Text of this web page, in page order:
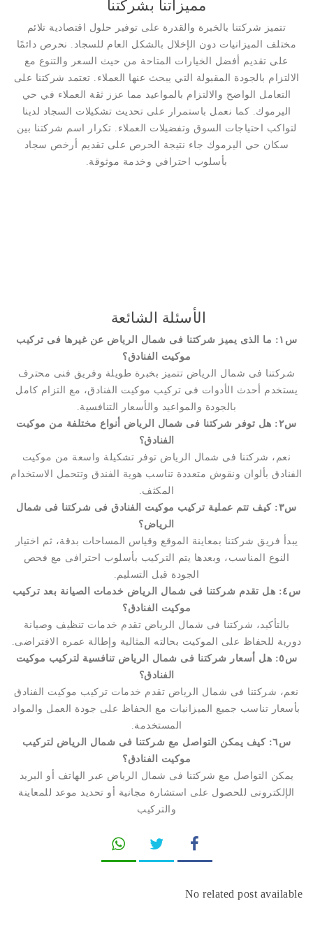
مميزاتنا بشركتنا
تتميز شركتنا بالخبرة والقدرة على توفير حلول اقتصادية تلائم
مختلف الميزانيات دون الإخلال بالشكل العام للسجاد. نحرص دائمًا
على تقديم أفضل الخيارات المتاحة من حيث السعر والتنوع مع
الالتزام بالجودة المقبولة التي يبحث عنها العملاء. تعتمد شركتنا على
التعامل الواضح والالتزام بالمواعيد مما عزز ثقة العملاء في حي
اليرموك. كما نعمل باستمرار على تحديث تشكيلات السجاد لدينا
لتواكب احتياجات السوق وتفضيلات العملاء. تكرار اسم شركتنا بين
سكان حي اليرموك جاء نتيجة الحرص على تقديم أرخص سجاد
بأسلوب احترافي وخدمة موثوقة.
الأسئلة الشائعة
س١: ما الذى يميز شركتنا فى شمال الرياض عن غيرها فى تركيب
موكيت الفنادق؟
شركتنا فى شمال الرياض تتميز بخبرة طويلة وفريق فنى محترف
يستخدم أحدث الأدوات فى تركيب موكيت الفنادق، مع التزام كامل
بالجودة والمواعيد والأسعار التنافسية.
س٢: هل توفر شركتنا فى شمال الرياض أنواع مختلفة من موكيت
الفنادق؟
نعم، شركتنا فى شمال الرياض توفر تشكيلة واسعة من موكيت
الفنادق بألوان ونقوش متعددة تناسب هوية الفندق وتتحمل الاستخدام
المكثف.
س٣: كيف تتم عملية تركيب موكيت الفنادق فى شركتنا فى شمال
الرياض؟
يبدأ فريق شركتنا بمعاينة الموقع وقياس المساحات بدقة، ثم اختيار
النوع المناسب، وبعدها يتم التركيب بأسلوب احترافى مع فحص
الجودة قبل التسليم.
س٤: هل تقدم شركتنا فى شمال الرياض خدمات الصيانة بعد تركيب
موكيت الفنادق؟
بالتأكيد، شركتنا فى شمال الرياض تقدم خدمات تنظيف وصيانة
دورية للحفاظ على الموكيت بحالته المثالية وإطالة عمره الافتراضى.
س٥: هل أسعار شركتنا فى شمال الرياض تنافسية لتركيب موكيت
الفنادق؟
نعم، شركتنا فى شمال الرياض تقدم خدمات تركيب موكيت الفنادق
بأسعار تناسب جميع الميزانيات مع الحفاظ على جودة العمل والمواد
المستخدمة.
س٦: كيف يمكن التواصل مع شركتنا فى شمال الرياض لتركيب
موكيت الفنادق؟
يمكن التواصل مع شركتنا فى شمال الرياض عبر الهاتف أو البريد
الإلكترونى للحصول على استشارة مجانية أو تحديد موعد للمعاينة
والتركيب
No related post available